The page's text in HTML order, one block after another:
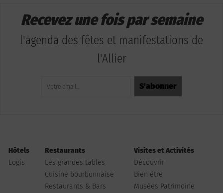
Recevez une fois par semaine
l'agenda des fêtes et manifestations de
l'Allier
Hôtels
Logis
Restaurants
Les grandes tables
Cuisine bourbonnaise
Restaurants & Bars
Visites et Activités
Découvrir
Bien être
Musées Patrimoine